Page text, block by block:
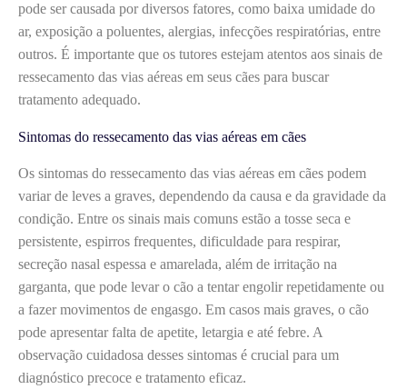
pode ser causada por diversos fatores, como baixa umidade do
ar, exposição a poluentes, alergias, infecções respiratórias, entre
outros. É importante que os tutores estejam atentos aos sinais de
ressecamento das vias aéreas em seus cães para buscar
tratamento adequado.
Sintomas do ressecamento das vias aéreas em cães
Os sintomas do ressecamento das vias aéreas em cães podem
variar de leves a graves, dependendo da causa e da gravidade da
condição. Entre os sinais mais comuns estão a tosse seca e
persistente, espirros frequentes, dificuldade para respirar,
secreção nasal espessa e amarelada, além de irritação na
garganta, que pode levar o cão a tentar engolir repetidamente ou
a fazer movimentos de engasgo. Em casos mais graves, o cão
pode apresentar falta de apetite, letargia e até febre. A
observação cuidadosa desses sintomas é crucial para um
diagnóstico precoce e tratamento eficaz.